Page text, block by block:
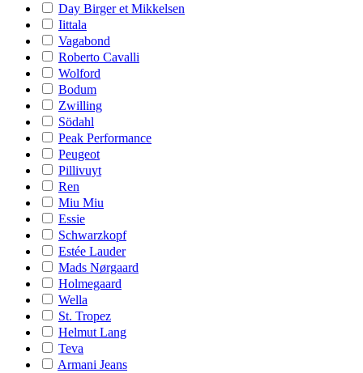
Day Birger et Mikkelsen
Iittala
Vagabond
Roberto Cavalli
Wolford
Bodum
Zwilling
Södahl
Peak Performance
Peugeot
Pillivuyt
Ren
Miu Miu
Essie
Schwarzkopf
Estée Lauder
Mads Nørgaard
Holmegaard
Wella
St. Tropez
Helmut Lang
Teva
Armani Jeans